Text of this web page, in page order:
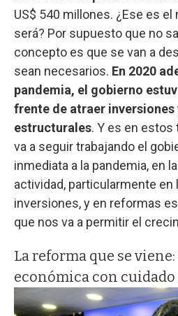
US$ 540 millones. ¿Ese es
será? Por supuesto que no
concepto es que se van a
sean necesarios. En 2020
pandemia, el gobierno
frente de atraer inversiones
estructurales. Y es en estos
va a seguir trabajando el
inmediata a la pandemia, en
actividad, particularmente en
inversiones, y en reformas
que nos va a permitir el
La reforma que se
económica con